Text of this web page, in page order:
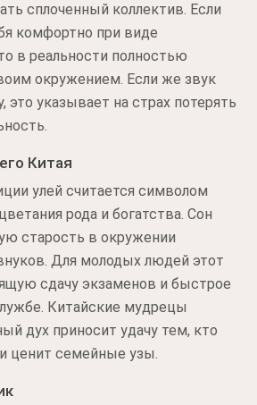
сплоченный коллектив. Если
комфортно при виде
в реальности полностью
окружением. Если же звук
это указывает на страх потерять
Китая
улей считается символом
рода и богатства. Сон
старость в окружении
Для молодых людей этот
сдачу экзаменов и быстрое
Китайские мудрецы
дух приносит удачу тем, кто
ценит семейные узы.